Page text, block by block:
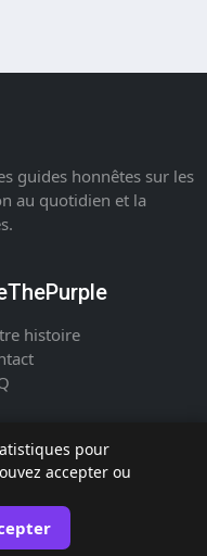
pour
accepter ou
guides honnêtes sur les
au quotidien et la
histoire
sur la vie privée et les